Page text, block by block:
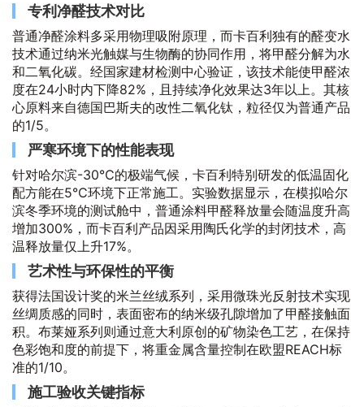
专利净醛技术对比
普通净醛涂料多采用物理吸附原理，而卡百利独有的醛变水
技术通过纳米光触媒与生物酶的协同作用，将甲醛分解为水
和二氧化碳。经国家建材检测中心验证，该技术能使甲醛浓
度在24小时内下降82%，且持续净化效果达3年以上。其核
心原料来自德国巴斯夫的改性二氧化钛，粒径仅为普通产品
的1/5。
严寒环境下的性能表现
针对哈尔滨-30℃的极端气候，卡百利特别研发的低温固化
配方能在5℃环境下正常施工。实验数据显示，在模拟哈尔
滨冬季环境的测试舱中，普通涂料甲醛释放量会随温度升高
增加300%，而卡百利产品因采用陶氏化学的封闭技术，高
温释放量仅上升17%。
艺术性与环保性的平衡
获得法国设计奖的米兰丝绒系列，采用微珠光反射技术实现
丝绸质感的同时，表面密布的纳米级孔隙增加了甲醛接触面
积。布莱娅系列则通过意大利原创的矿物染色工艺，在保持
色彩饱和度的前提下，将重金属含量控制在欧盟REACH标
准的1/10。
施工验收关键指标